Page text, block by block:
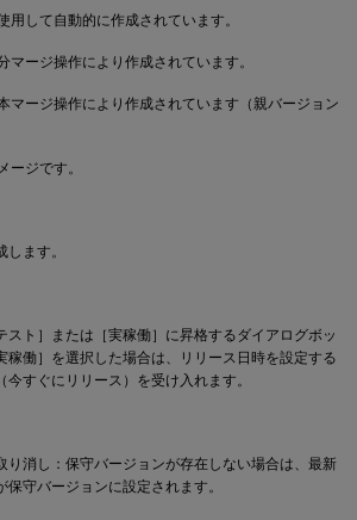
用して自動的に作成されています。
マージ操作により作成されています。
マージ操作により作成されています（親バージョン
ージです。
ます。
スト］または［実稼働］に昇格するダイアログボッ
稼働］を選択した場合は、リリース日時を設定する
すぐにリリース）を受け入れます。
り消し：保守バージョンが存在しない場合は、最新
守バージョンに設定されます。